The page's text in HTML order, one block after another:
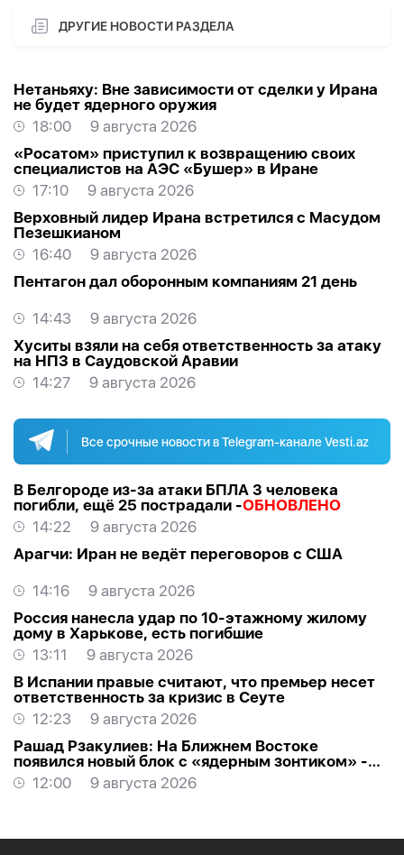
ДРУГИЕ НОВОСТИ РАЗДЕЛА
Нетаньяху: Вне зависимости от сделки у Ирана
не будет ядерного оружия
18:00
9 августа 2026
«Росатом» приступил к возвращению своих
специалистов на АЭС «Бушер» в Иране
17:10
9 августа 2026
Верховный лидер Ирана встретился с Масудом
Пезешкианом
16:40
9 августа 2026
Пентагон дал оборонным компаниям 21 день
14:43
9 августа 2026
Хуситы взяли на себя ответственность за атаку
на НПЗ в Саудовской Аравии
14:27
9 августа 2026
Все срочные новости в Telegram-канале Vesti.az
В Белгороде из-за атаки БПЛА 3 человека
погибли, ещё 25 пострадали -ОБНОВЛЕНО
14:22
9 августа 2026
Арагчи: Иран не ведёт переговоров с США
14:16
9 августа 2026
Россия нанесла удар по 10-этажному жилому
дому в Харькове, есть погибшие
13:11
9 августа 2026
В Испании правые считают, что премьер несет
ответственность за кризис в Сеуте
12:23
9 августа 2026
Рашад Рзакулиев: На Ближнем Востоке
появился новый блок с «ядерным зонтиком» -
МНЕНИЕ ЭКСПЕРТА
12:00 9 августа 2026